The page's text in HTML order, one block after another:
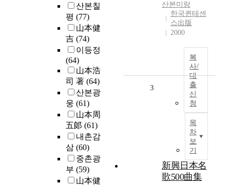
산본칠
평 (77)
山本健
吉 (74)
이등정
(64)
山本浩
司 著 (64)
산본광
웅 (61)
山本周
五郞 (61)
내촌감
삼 (60)
중촌광
부 (59)
山本健
산본미랑
한국퀸테센
스出版
2000
복
사/
대
출
신
청
목
차
보
기
3
新興日本名
歌500曲集